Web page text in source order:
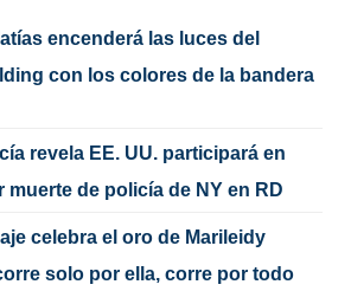
encenderá las luces del
con los colores de la bandera
revela EE. UU. participará en
de policía de NY en RD
celebra el oro de Marileidy
solo por ella, corre por todo